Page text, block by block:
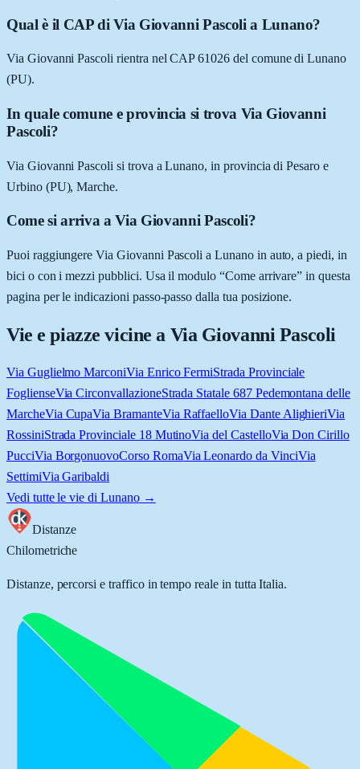
Qual è il CAP di Via Giovanni Pascoli a Lunano?
Via Giovanni Pascoli rientra nel CAP 61026 del comune di Lunano
(PU).
In quale comune e provincia si trova Via Giovanni
Pascoli?
Via Giovanni Pascoli si trova a Lunano, in provincia di Pesaro e
Urbino (PU), Marche.
Come si arriva a Via Giovanni Pascoli?
Puoi raggiungere Via Giovanni Pascoli a Lunano in auto, a piedi, in
bici o con i mezzi pubblici. Usa il modulo “Come arrivare” in questa
pagina per le indicazioni passo-passo dalla tua posizione.
Vie e piazze vicine a Via Giovanni Pascoli
Via Guglielmo MarconiVia Enrico FermiStrada Provinciale
FoglienseVia CirconvallazioneStrada Statale 687 Pedemontana delle
MarcheVia CupaVia BramanteVia RaffaelloVia Dante AlighieriVia
RossiniStrada Provinciale 18 MutinoVia del CastelloVia Don Cirillo
PucciVia BorgonuovoCorso RomaVia Leonardo da VinciVia
SettimiVia Garibaldi
Vedi tutte le vie di Lunano→
Distanze
Chilometriche
Distanze, percorsi e traffico in tempo reale in tutta Italia.